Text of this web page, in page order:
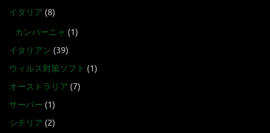
イタリア (8)
カンパーニャ (1)
イタリアン (39)
ウィルス対策ソフト (1)
オーストラリア (7)
サーバー (1)
シチリア (2)